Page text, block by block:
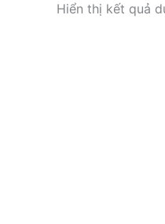
Hiển thị kết quả